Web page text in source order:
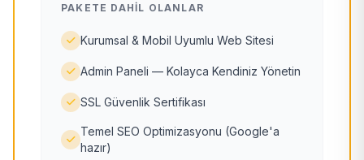
PAKETE DAHIL OLANLAR
Kurumsal & Mobil Uyumlu Web Sitesi
Admin Paneli — Kolayca Kendiniz Yönetin
SSL Güvenlik Sertifikası
Temel SEO Optimizasyonu (Google'a
hazır)